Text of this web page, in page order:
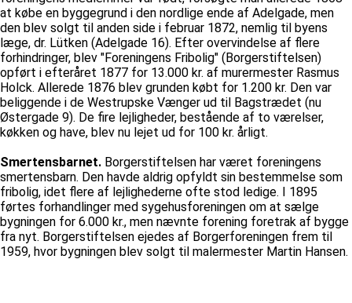
at købe en byggegrund i den nordlige ende af Adelgade, men
den blev solgt til anden side i februar 1872, nemlig til byens
læge, dr. Lütken (Adelgade 16). Efter overvindelse af flere
forhindringer, blev "Foreningens Fribolig" (Borgerstiftelsen)
opført i efteråret 1877 for 13.000 kr. af murermester Rasmus
Holck. Allerede 1876 blev grunden købt for 1.200 kr. Den var
beliggende i de Westrupske Vænger ud til Bagstrædet (nu
Østergade 9). De fire lejligheder, bestående af to værelser,
køkken og have, blev nu lejet ud for 100 kr. årligt.
Smertensbarnet. Borgerstiftelsen har været foreningens
smertensbarn. Den havde aldrig opfyldt sin bestemmelse som
fribolig, idet flere af lejlighederne ofte stod ledige. I 1895
førtes forhandlinger med sygehusforeningen om at sælge
bygningen for 6.000 kr., men nævnte forening foretrak af bygge
fra nyt. Borgerstiftelsen ejedes af Borgerforeningen frem til
1959, hvor bygningen blev solgt til malermester Martin Hansen.